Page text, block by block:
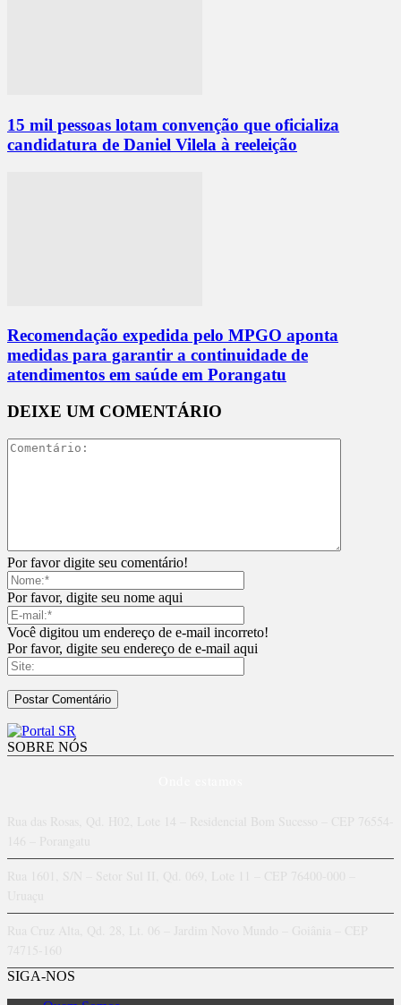
15 mil pessoas lotam convenção que oficializa
candidatura de Daniel Vilela à reeleição
Recomendação expedida pelo MPGO aponta
medidas para garantir a continuidade de
atendimentos em saúde em Porangatu
DEIXE UM COMENTÁRIO
Por favor digite seu comentário!
Por favor, digite seu nome aqui
Você digitou um endereço de e-mail incorreto!
Por favor, digite seu endereço de e-mail aqui
SOBRE NÓS
SIGA-NOS